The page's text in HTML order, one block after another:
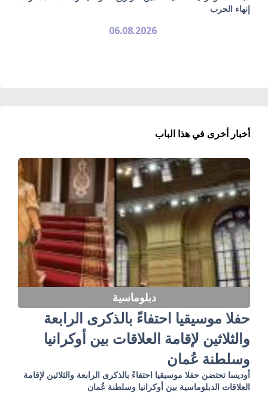
إنهاء الحرب
06.08.2026
أخبار أخرى في هذا الباب
دبلوماسية
حفلا موسيقيا احتفاءً بالذكرى الرابعة
والثلاثين لإقامة العلاقات بين أوكرانيا
وسلطنة عُمان
أوديسا تحتضن حفلا موسيقيا احتفاءً بالذكرى الرابعة والثلاثين لإقامة
العلاقات الدبلوماسية بين أوكرانيا وسلطنة عُمان